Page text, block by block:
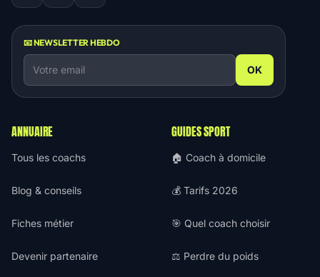
📧 NEWSLETTER HEBDO
OK
ANNUAIRE
Tous les coachs
Blog & conseils
Fiches métier
Devenir partenaire
GUIDES SPORT
🏠 Coach à domicile
💰 Tarifs 2026
🎯 Quel coach choisir
⚖️ Perdre du poids